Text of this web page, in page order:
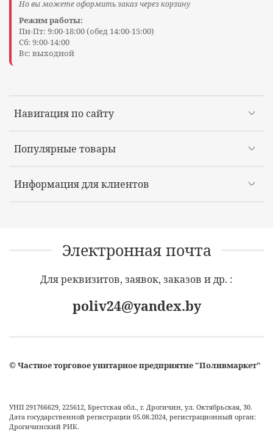
Навигация по сайту
Популярные товары
Информация для клиентов
Но вы можете оформить заказ через корзину
Режим работы:
Пн-Пт: 9:00-18:00 (обед 14:00-15:00)
Сб: 9:00-14:00
Вс: выходной
Электронная почта
Для реквизитов, заявок, заказов и др. :
poliv24@yandex.by
©Частное торговое унитарное предприятие "Поливмаркет"
УНП 291766629, 225612, Брестская обл., г. Дрогичин, ул. Октябрьская, 30.
Дата государственной регистрации 05.08.2024, регистрационный орган:
Дрогичинский РИК.